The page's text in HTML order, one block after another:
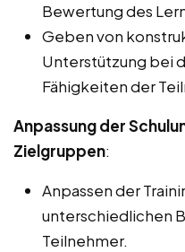
Bewertung des
Geben von
Unterstützung bei
Fähigkeiten der
Anpassung der
Zielgruppen:
Anpassen der
unterschiedlichen
Teilnehmer.